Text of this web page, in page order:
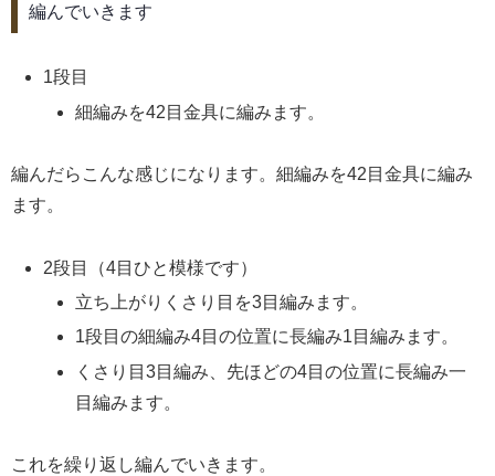
編んでいきます
1段目
細編みを42目金具に編みます。
編んだらこんな感じになります。細編みを42目金具に編み
ます。
2段目（4目ひと模様です）
立ち上がりくさり目を3目編みます。
1段目の細編み4目の位置に長編み1目編みます。
くさり目3目編み、先ほどの4目の位置に長編み一
目編みます。
これを繰り返し編んでいきます。